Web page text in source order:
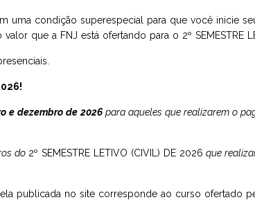
condição superespecial para que você inicie
que a FNJ está ofertando para o 2º SEMESTRE
e dezembro de 2026 para aqueles que realizarem o
do 2º SEMESTRE LETIVO (CIVIL) DE 2026 que
publicada no site corresponde ao curso ofertado